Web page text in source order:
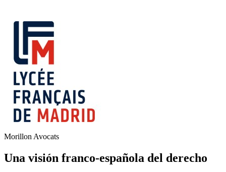
Morillon Avocats
Una visión franco-española del derecho